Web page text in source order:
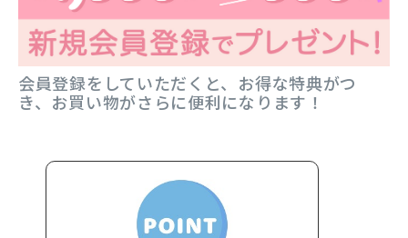
会員登録をしていただくと、お得な特典がつ
き、お買い物がさらに便利になります！